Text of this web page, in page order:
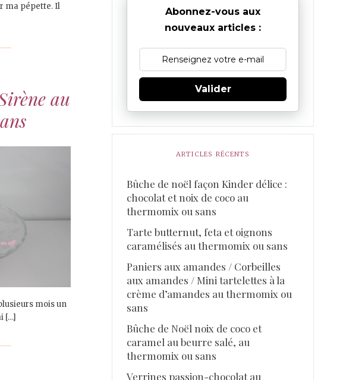
ma pépette. Il
au
mois un
[…]
Abonnez-vous aux
nouveaux articles :
Valider
ARTICLES RÉCENTS
Bûche de noël façon Kinder délice :
chocolat et noix de coco au
thermomix ou sans
Tarte butternut, feta et oignons
caramélisés au thermomix ou sans
Paniers aux amandes / Corbeilles
aux amandes / Mini tartelettes à la
crème d’amandes au thermomix ou
sans
Bûche de Noël noix de coco et
caramel au beurre salé, au
thermomix ou sans
Verrines passion-chocolat au